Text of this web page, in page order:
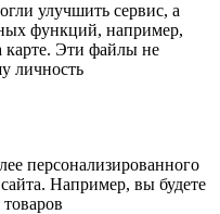
улучшить сервис, а
функций, например,
карте. Эти файлы не
личность
персонализированного
Например, вы будете